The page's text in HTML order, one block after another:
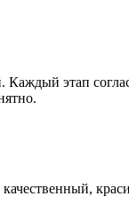
этап
качественный,